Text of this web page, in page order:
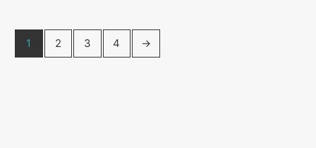
1 2 3 4 →